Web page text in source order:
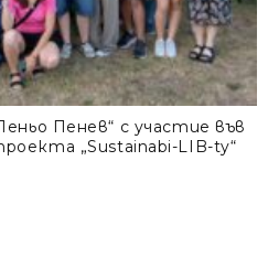
Пенев“ с участие във
„Sustainabi-LIB-ty“